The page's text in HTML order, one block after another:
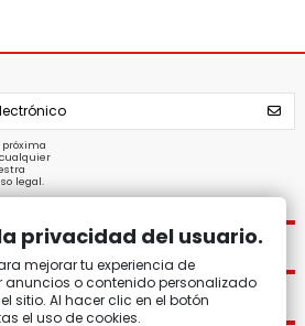
legal.
privacidad del usuario.
mejorar tu experiencia de
o contenido personalizado
sitio. Al hacer clic en el botón
el uso de cookies.